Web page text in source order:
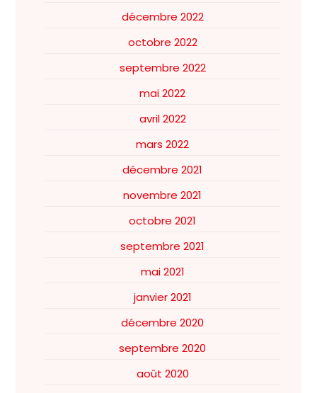
décembre 2022
octobre 2022
septembre 2022
mai 2022
avril 2022
mars 2022
décembre 2021
novembre 2021
octobre 2021
septembre 2021
mai 2021
janvier 2021
décembre 2020
septembre 2020
août 2020